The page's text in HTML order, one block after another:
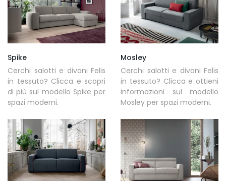
Spike
Cerchi salotti e divani Felis
in tessuto? Clicca e scopri
di più sul modello Spike per
spazi moderni.
Mosley
Cerchi salotti e divani Felis
in tessuto? Clicca e ottieni
informazioni sul modello
Mosley per spazi moderni.